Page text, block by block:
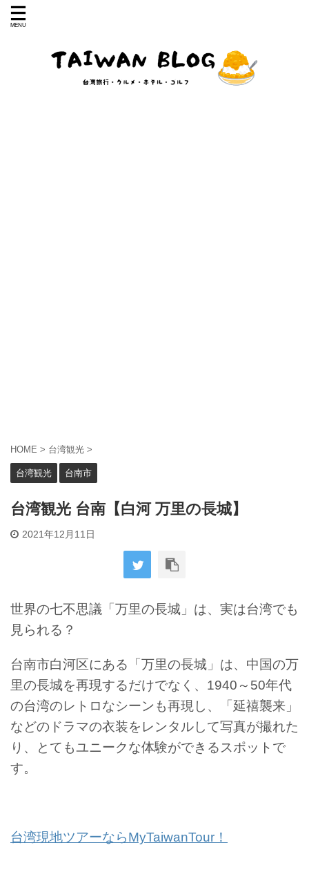
HOME > 台湾観光 >
台湾観光 台南市
台湾観光 台南【白河 万里の長城】
2021年12月11日
世界の七不思議「万里の長城」は、実は台湾でも
見られる？
台南市白河区にある「万里の長城」は、中国の万
里の長城を再現するだけでなく、1940～50年代
の台湾のレトロなシーンも再現し、「延禧襲来」
などのドラマの衣装をレンタルして写真が撮れた
り、とてもユニークな体験ができるスポットで
す。
台湾現地ツアーならMyTaiwanTour！